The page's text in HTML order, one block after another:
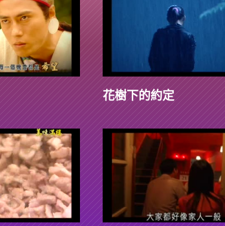
花樹下的約定